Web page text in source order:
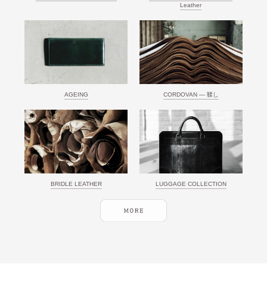
Leather
AGEING CORDOVAN ― 鞣し
BRIDLE LEATHER LUGGAGE COLLECTION